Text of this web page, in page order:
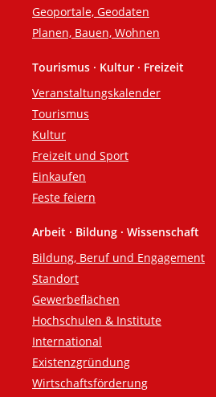
Geoportale, Geodaten
Planen, Bauen, Wohnen
Tourismus · Kultur · Freizeit
Veranstaltungskalender
Tourismus
Kultur
Freizeit und Sport
Einkaufen
Feste feiern
Arbeit · Bildung · Wissenschaft
Bildung, Beruf und Engagement
Standort
Gewerbeflächen
Hochschulen & Institute
International
Existenzgründung
Wirtschaftsförderung